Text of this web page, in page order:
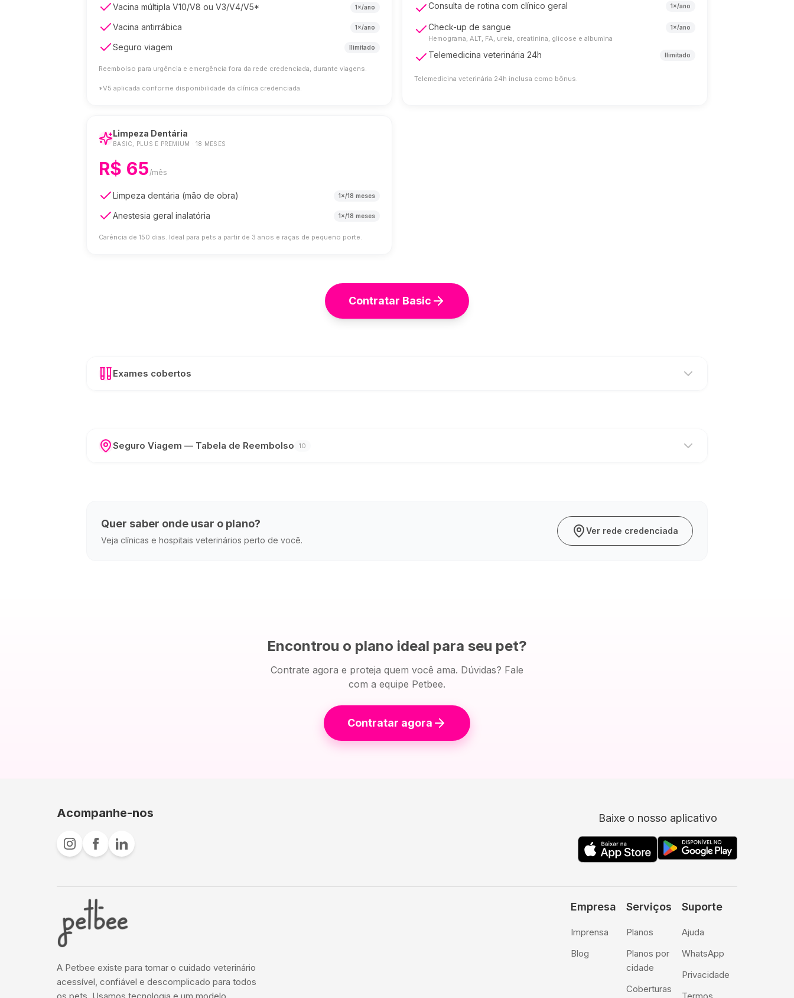
Vacina múltipla V10/V8 ou V3/V4/V5* 1×/ano
Vacina antirrábica 1×/ano
Seguro viagem Ilimitado
Reembolso para urgência e emergência fora da rede credenciada, durante viagens.
*V5 aplicada conforme disponibilidade da clínica credenciada.
Consulta de rotina com clínico geral 1×/ano
Check-up de sangue 1×/ano
Hemograma, ALT, FA, ureia, creatinina, glicose e albumina
Telemedicina veterinária 24h Ilimitado
Telemedicina veterinária 24h inclusa como bônus.
Limpeza Dentária
BASIC, PLUS E PREMIUM · 18 MESES
R$ 65/mês
Limpeza dentária (mão de obra) 1×/18 meses
Anestesia geral inalatória 1×/18 meses
Carência de 150 dias. Ideal para pets a partir de 3 anos e raças de pequeno porte.
Contratar Basic
Exames cobertos
Seguro Viagem — Tabela de Reembolso 10
Quer saber onde usar o plano?
Veja clínicas e hospitais veterinários perto de você.
Ver rede credenciada
Encontrou o plano ideal para seu pet?
Contrate agora e proteja quem você ama. Dúvidas? Fale
com a equipe Petbee.
Contratar agora
Acompanhe-nos Baixe o nosso aplicativo
A Petbee existe para tornar o cuidado veterinário
acessível, confiável e descomplicado para todos
Empresa
Imprensa
Blog
Serviços
Planos
Planos por
cidade
Coberturas
Suporte
Ajuda
WhatsApp
Privacidade